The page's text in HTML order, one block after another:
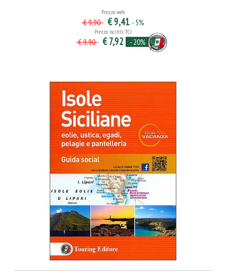
Prezzo web
€ 9,90 € 9,41 - 5%
Prezzo iscritti TCI
€ 9,90 € 7,92 - 20%